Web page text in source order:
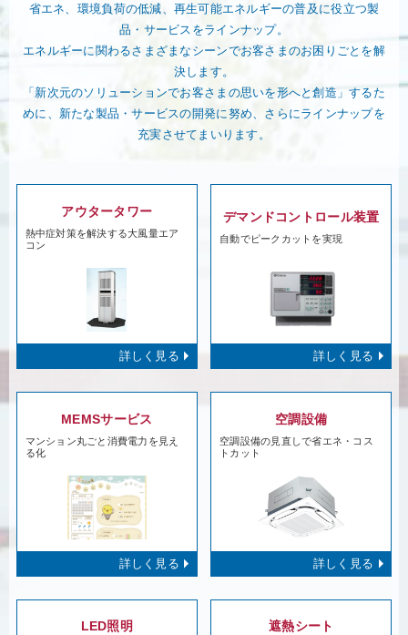
省エネ、環境負荷の低減、再生可能エネルギーの普及に役立つ製
品・サービスをラインナップ。
エネルギーに関わるさまざまなシーンでお客さまのお困りごとを解
決します。
「新次元のソリューションでお客さまの思いを形へと創造」するた
めに、新たな製品・サービスの開発に努め、さらにラインナップを
充実させてまいります。
アウタータワー
熱中症対策を解決する大風量エア
コン
詳しく見る
デマンドコントロール装置
自動でピークカットを実現
詳しく見る
MEMSサービス
マンション丸ごと消費電力を見え
る化
詳しく見る
空調設備
空調設備の見直しで省エネ・コス
トカット
詳しく見る
LED照明 遮熱シート